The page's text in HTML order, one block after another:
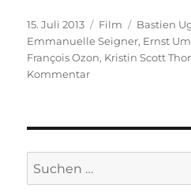
Veröffentlicht
am
15. Juli 2013 Kategorien
Film Bastien
Emmanuelle Seigner, Ernst
François Ozon, Kristin Scott
Kommentarzu
Suchen
nach: